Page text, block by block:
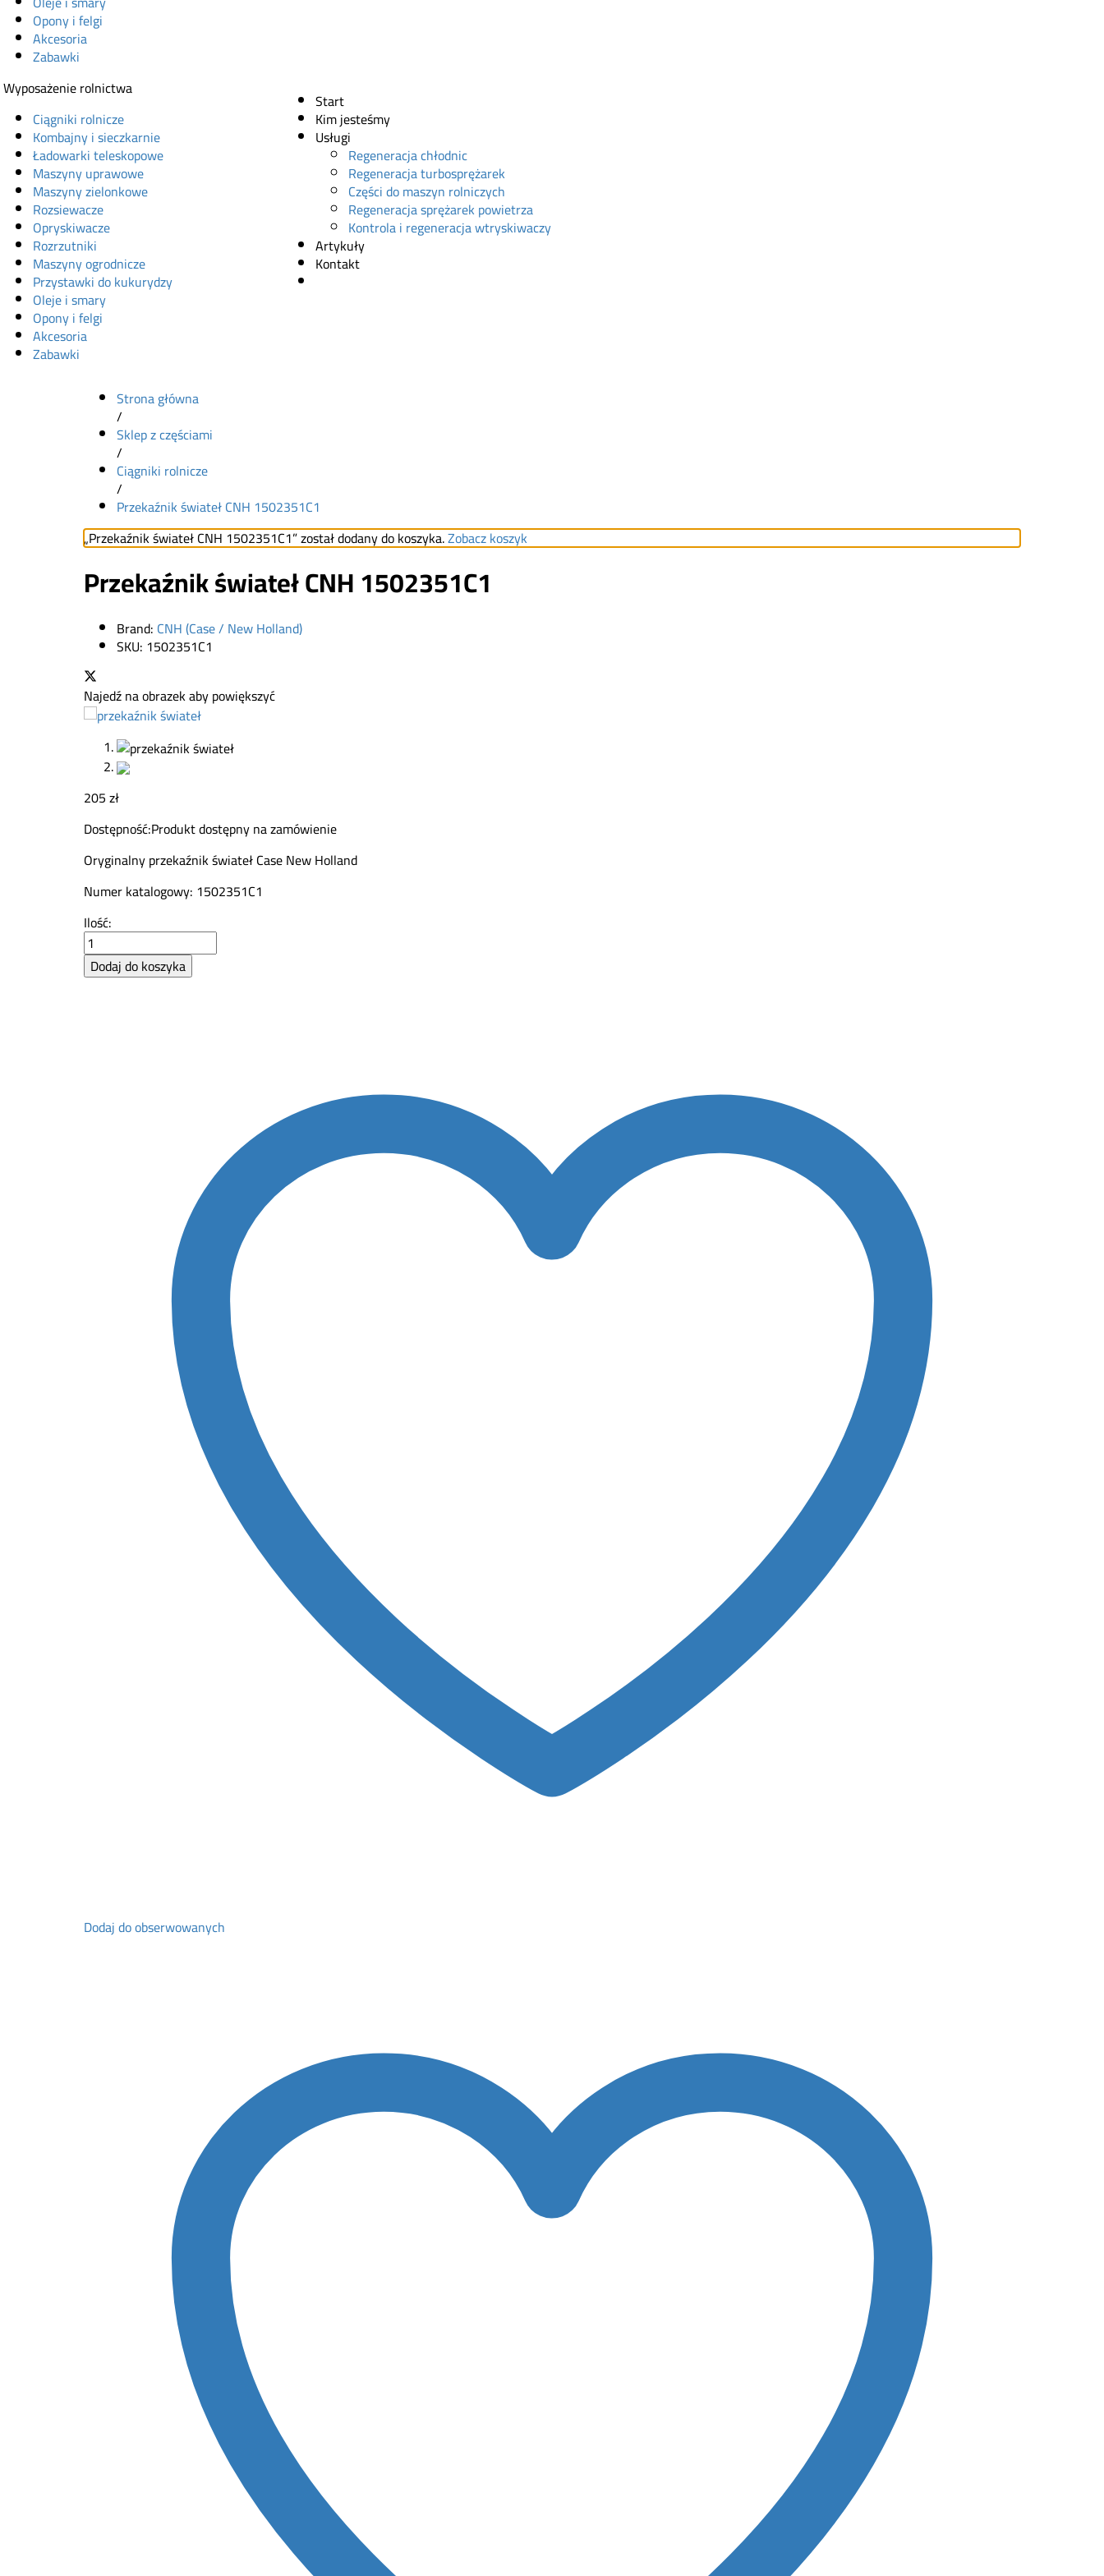
Opony i felgi
Akcesoria
Zabawki
Wyposażenie rolnictwa
Ciągniki rolnicze
Kombajny i sieczkarnie
Ładowarki teleskopowe
Maszyny uprawowe
Maszyny zielonkowe
Rozsiewacze
Opryskiwacze
Rozrzutniki
Maszyny ogrodnicze
Przystawki do kukurydzy
Oleje i smary
Opony i felgi
Akcesoria
Zabawki
Start
Kim jesteśmy
Usługi
Regeneracja chłodnic
Regeneracja turbosprężarek
Części do maszyn rolniczych
Regeneracja sprężarek powietrza
Kontrola i regeneracja wtryskiwaczy
Artykuły
Kontakt
Strona główna
/
Sklep z częściami
/
Ciągniki rolnicze
/
Przekaźnik świateł CNH 1502351C1
„Przekaźnik świateł CNH 1502351C1” został dodany do koszyka.Zobacz koszyk
Przekaźnik świateł CNH 1502351C1
Brand: CNH (Case / New Holland)
SKU: 1502351C1
Najedź na obrazek aby powiększyć
205zł
Dostępność:Produkt dostępny na zamówienie
Oryginalny przekaźnik świateł Case New Holland
Numer katalogowy: 1502351C1
Przekaźnik
świateł
CNH
1502351C1
Ilość:
Dodaj do koszyka
Dodaj do obserwowanych